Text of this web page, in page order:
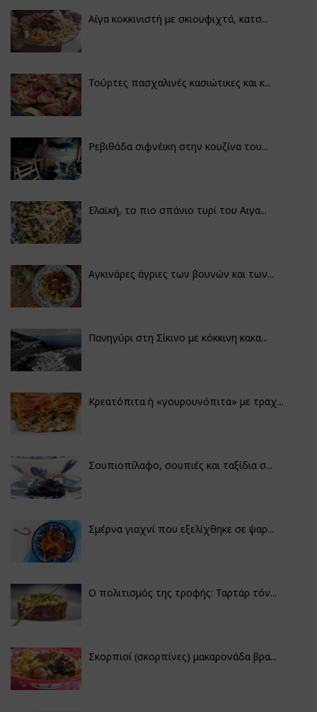
Αίγα κοκκινιστή με σκιουφιχτά, κατσ...
Τούρτες πασχαλινές κασιώτικες και κ...
Ρεβιθάδα σιφνέικη στην κουζίνα του...
Ελαϊκή, το πιο σπάνιο τυρί του Αιγα...
Αγκινάρες άγριες των βουνών και των...
Πανηγύρι στη Σίκινο με κόκκινη κακα...
Κρεατόπιτα ή «γουρουνόπιτα» με τραχ...
Σουπιοπίλαφο, σουπιές και ταξίδια σ...
Σμέρνα γιαχνί που εξελίχθηκε σε ψαρ...
Ο πολιτισμός της τροφής: Ταρτάρ τόν...
Σκορπιοί (σκορπίνες) μακαρονάδα βρα...